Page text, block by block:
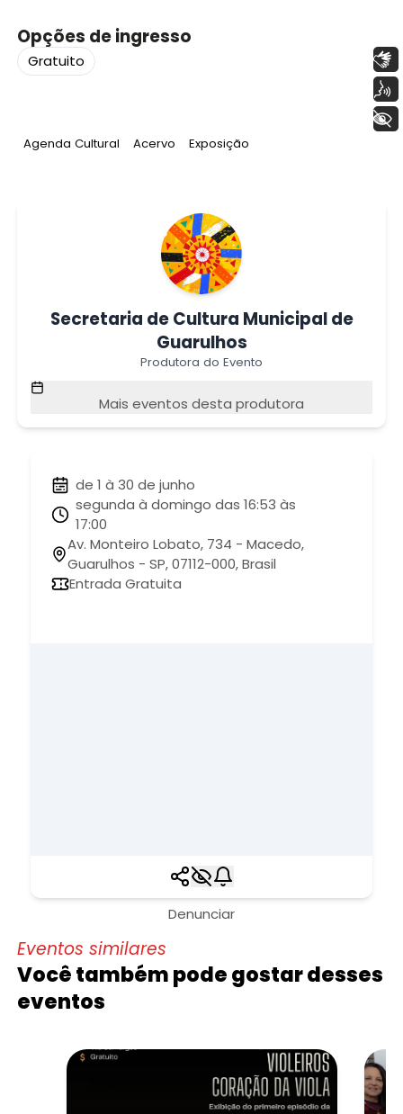
Opções de ingresso
Gratuito
Tag:
Agenda Cultural Tag:
Acervo Tag:
Exposição
Secretaria de Cultura Municipal de
Guarulhos
Produtora do Evento
Mais eventos desta produtora
de 1 à 30 de junho
segunda à domingo das 16:53 às
17:00
Av. Monteiro Lobato, 734 - Macedo,
Guarulhos - SP, 07112-000, Brasil
Entrada Gratuita
Denunciar
Eventos similares
Você também pode gostar desses
eventos